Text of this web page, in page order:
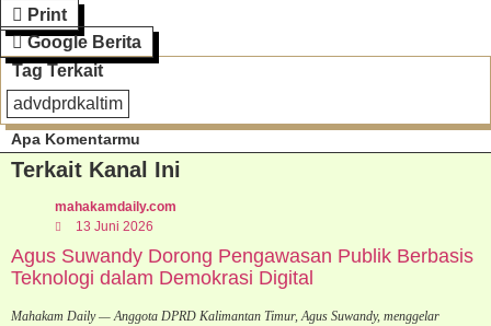
Print
Google Berita
Tag Terkait
advdprdkaltim
Apa Komentarmu
Terkait Kanal Ini
mahakamdaily.com
13 Juni 2026
Agus Suwandy Dorong Pengawasan Publik Berbasis
Teknologi dalam Demokrasi Digital
Mahakam Daily — Anggota DPRD Kalimantan Timur, Agus Suwandy, menggelar